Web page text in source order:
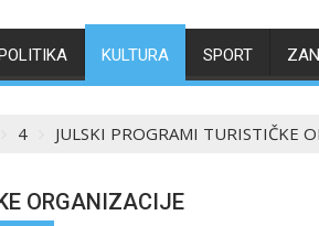
KULTURA SPORT
4 JULSKI PROGRAMI TURISTIČKE
ORGANIZACIJE